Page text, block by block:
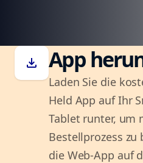
download App
Laden Sie die
Held App auf Ihr
Tablet runter, um
Bestellprozess
die Web-App auf